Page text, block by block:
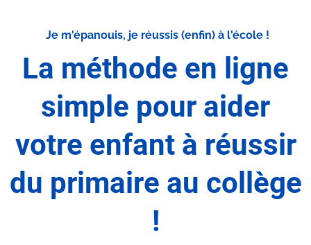
Je m'épanouis, je réussis (enfin) à l'école !
La méthode en ligne
simple pour aider
votre enfant à réussir
du primaire au collège
!